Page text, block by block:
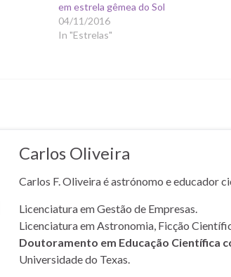
em estrela gêmea do Sol
04/11/2016
In "Estrelas"
Carlos Oliveira
Carlos F. Oliveira é astrónomo e educador
Licenciatura em Gestão de Empresas.
Licenciatura em Astronomia, Ficção
Doutoramento em Educação Científica
Universidade do Texas.